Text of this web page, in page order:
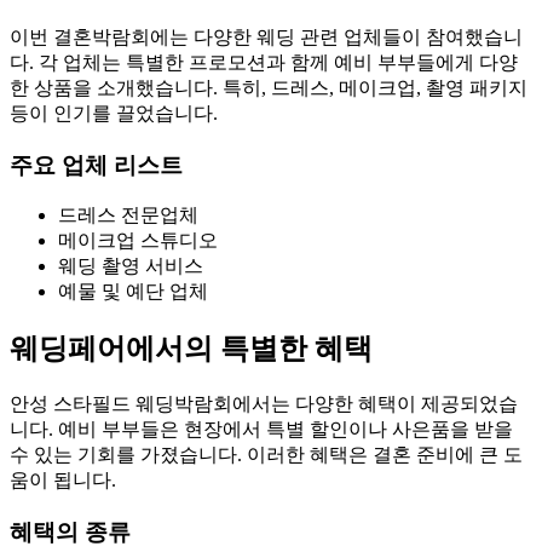
이번 결혼박람회에는 다양한 웨딩 관련 업체들이 참여했습니
다. 각 업체는 특별한 프로모션과 함께 예비 부부들에게 다양
한 상품을 소개했습니다. 특히, 드레스, 메이크업, 촬영 패키지
등이 인기를 끌었습니다.
주요 업체 리스트
드레스 전문업체
메이크업 스튜디오
웨딩 촬영 서비스
예물 및 예단 업체
웨딩페어에서의 특별한 혜택
안성 스타필드 웨딩박람회에서는 다양한 혜택이 제공되었습
니다. 예비 부부들은 현장에서 특별 할인이나 사은품을 받을
수 있는 기회를 가졌습니다. 이러한 혜택은 결혼 준비에 큰 도
움이 됩니다.
혜택의 종류